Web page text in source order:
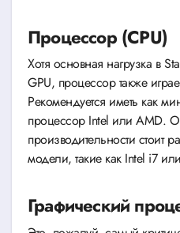
Процессор (CPU)
Хотя основная нагрузка в
GPU, процессор также
Рекомендуется иметь как
процессор Intel или AMD.
производительности стоит
модели, такие как Intel i7
Графический